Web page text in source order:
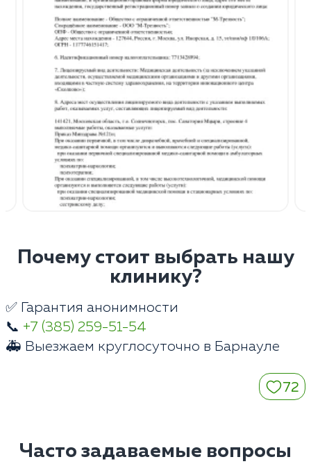
Почему стоит выбрать нашу
клинику?
✅ Гарантия анонимности
📞 +7 (385) 259-51-54
🚑 Выезжаем круглосуточно в Барнауле
72
Часто задаваемые вопросы